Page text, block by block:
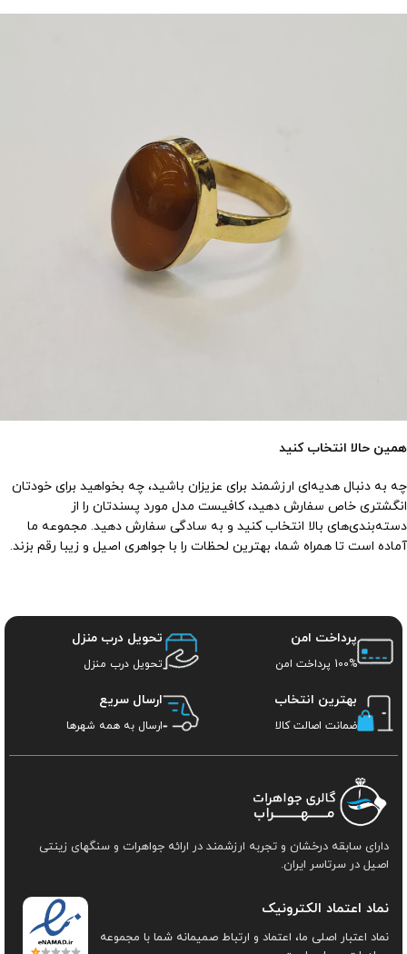
همین حالا انتخاب کنید
چه به دنبال هدیه‌ای ارزشمند برای عزیزان باشید، چه بخواهید برای خودتان
انگشتری خاص سفارش دهید، کافیست مدل مورد پسندتان را از
دسته‌بندی‌های بالا انتخاب کنید و به سادگی سفارش دهید. مجموعه ما
آماده است تا همراه شما، بهترین لحظات را با جواهری اصیل و زیبا رقم بزند.
پرداخت امن
100% پرداخت امن
تحویل درب منزل
تحویل درب منزل
بهترین انتخاب
ضمانت اصالت کالا
ارسال سریع
ارسال به همه شهرها
دارای سابقه درخشان و تجربه ارزشمند در ارائه جواهرات و سنگهای زینتی
اصیل در سرتاسر ایران.
نماد اعتماد الکترونیک
نماد اعتبار اصلی ما، اعتماد و ارتباط صمیمانه شما با مجموعه